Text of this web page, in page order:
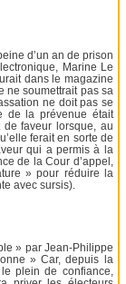
d’un an de prison
Marine Le
dans le magazine
ne soumettrait pas sa
ne doit pas se
de la prévenue était
de faveur lorsque, au
ferait en sorte de
qui a permis à la
de la Cour d’appel,
» pour réduire la
avec sursis).
» par Jean-Philippe
» Car, depuis la
plein de confiance,